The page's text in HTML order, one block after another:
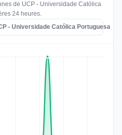
de UCP - Universidade Católica
24 heures.
- Universidade Católica Portuguesa